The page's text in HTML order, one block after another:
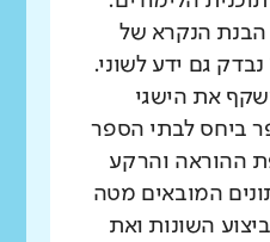
הבנת הנקרא של
גם ידע לשוני.
את הישגי
ביחס לבתי הספר
ההוראה והרקע
המובאים מטה
השונות ואת